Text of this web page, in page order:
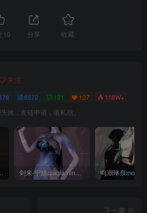
10 分享 收藏
关注
6572 131 127 118W+
效，友链申请，请私信。
CoveRig 剑来-宁姚qiaqia.ningyao-re.1
下一篇